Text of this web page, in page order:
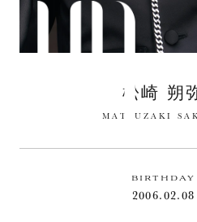
松崎 朔
MATSUZAKI
BIRTHDAY
2006.02.08